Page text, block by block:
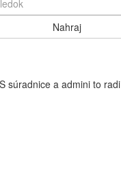
súradnice a admini to radi